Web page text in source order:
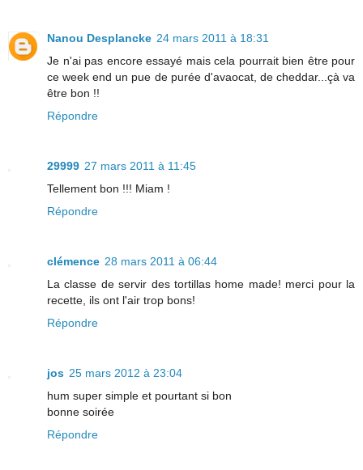
Nanou Desplancke 24 mars 2011 à 18:31
Je n'ai pas encore essayé mais cela pourrait bien être pour
ce week end un pue de purée d'avaocat, de cheddar...çà va
être bon !!
Répondre
29999 27 mars 2011 à 11:45
Tellement bon !!! Miam !
Répondre
clémence 28 mars 2011 à 06:44
La classe de servir des tortillas home made! merci pour la
recette, ils ont l'air trop bons!
Répondre
jos 25 mars 2012 à 23:04
hum super simple et pourtant si bon
bonne soirée
Répondre